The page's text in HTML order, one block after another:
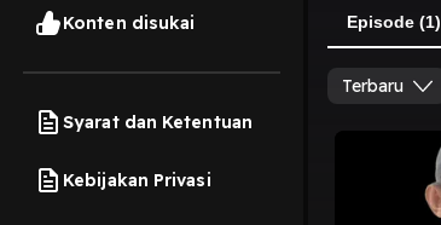
Konten disukai
Syarat dan Ketentuan
Kebijakan Privasi
Episode (1)
Terbaru